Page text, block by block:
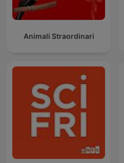
Animali Straordinari